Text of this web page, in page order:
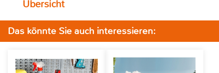
Übersicht
Das könnte Sie auch interessieren: